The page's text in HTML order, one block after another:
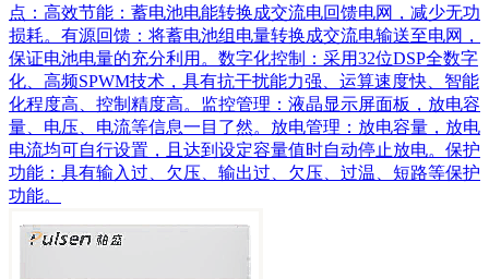
点：高效节能：蓄电池电能转换成交流电回馈电网，减少无功
损耗。有源回馈：将蓄电池组电量转换成交流电输送至电网，
保证电池电量的充分利用。数字化控制：采用32位DSP全数字
化、高频SPWM技术，具有抗干扰能力强、运算速度快、智能
化程度高、控制精度高。监控管理：液晶显示屏面板，放电容
量、电压、电流等信息一目了然。放电管理：放电容量，放电
电流均可自行设置，且达到设定容量值时自动停止放电。保护
功能：具有输入过、欠压、输出过、欠压、过温、短路等保护
功能。